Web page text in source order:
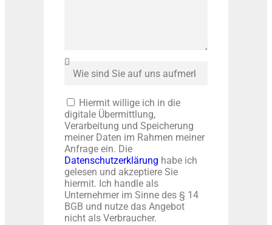
Hiermit willige ich in die
digitale Übermittlung,
Verarbeitung und Speicherung
meiner Daten im Rahmen meiner
Anfrage ein. Die
Datenschutzerklärung habe ich
gelesen und akzeptiere Sie
hiermit. Ich handle als
Unternehmer im Sinne des § 14
BGB und nutze das Angebot
nicht als Verbraucher.